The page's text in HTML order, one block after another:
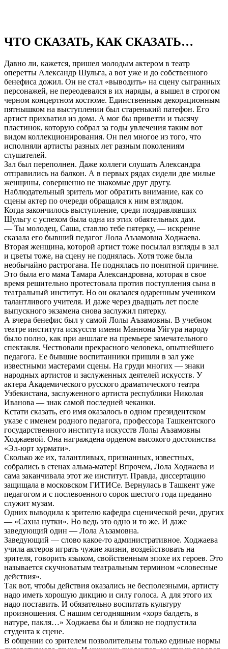
ЧТО СКАЗАТЬ, КАК СКАЗАТЬ…
Давно ли, кажется, пришел молодым актером в театр
оперетты Александр Шульга, а вот уже и до собственного
бенефиса дожил. Он не стал «выводить» на сцену сыгранных
персонажей, не переодевался в их наряды, а вышел в строгом
черном концертном костюме. Единственным декорационным
пятнышком на выступлении был старенький патефон. Его
артист прихватил из дома. А мог бы привезти и тысячу
пластинок, которую собрал за годы увлечения таким вот
видом коллекционирования. Он пел многое из того, что
исполняли артисты разных лет разным поколениям
слушателей.
Зал был переполнен. Даже коллеги слушать Александра
отправились на балкон. А в первых рядах сидели две милые
женщины, совершенно не знакомые друг другу.
Наблюдательный зритель мог обратить внимание, как со
сцены актер по очереди обращался к ним взглядом.
Когда закончилось выступление, среди поздравлявших
Шульгу с успехом была одна из этих обаятельных дам.
— Ты молодец, Саша, ставлю тебе пятерку, — искренне
сказала его бывший педагог Лола Аъзамовна Ходжаева.
Вторая женщина, которой артист тоже посылал взгляды в зал
и цветы тоже, на сцену не поднялась. Хотя тоже была
необычайно растрогана. Не поднялась по понятной причине.
Это была его мама Тамара Александровна, которая в свое
время решительно протестовала против поступления сына в
театральный институт. Но он оказался одаренным учеником
талантливого учителя. И даже через двадцать лет после
выпускного экзамена снова заслужил пятерку.
А вчера бенефис был у самой Лолы Аъзамовны. В учебном
театре института искусств имени Маннона Уйгура народу
было полно, как при аншлаге на премьере замечательного
спектакля. Чествовали прекрасного человека, опытнейшего
педагога. Ее бывшие воспитанники пришли в зал уже
известными мастерами сцены. На груди многих — знаки
народных артистов и заслуженных деятелей искусств. У
актера Академического русского драматического театра
Узбекистана, заслуженного артиста республики Николая
Иванова — знак самой последней чеканки.
Кстати сказать, его имя оказалось в одном президентском
указе с именем родного педагога, профессора Ташкентского
государственного института искусств Лолы Аъзамовны
Ходжаевой. Она награждена орденом высокого достоинства
«Эл-юрт хурмати».
Сколько же их, талантливых, признанных, известных,
собрались в стенах альма-матер! Впрочем, Лола Ходжаева и
сама заканчивала этот же институт. Правда, диссертацию
защищала в московском ГИТИСе. Вернулась в Ташкент уже
педагогом и с послевоенного сорок шестого года преданно
служит музам.
Одних выводила к зрителю кафедра сценической речи, других
— «Сахна нутки». Но ведь это одно и то же. И даже
заведующий один — Лола Аъзамовна.
Заведующий — слово какое-то административное. Ходжаева
учила актеров играть чужие жизни, воздействовать на
зрителя, говорить языком, свойственным эпохе их героев. Это
называется скучноватым театральным термином «словесные
действия».
Так вот, чтобы действия оказались не бесполезными, артисту
надо иметь хорошую дикцию и силу голоса. А для этого их
надо поставить. И обязательно воспитать культуру
произношения. С нашим сегодняшним «хорэ балдеть, в
натуре, пакля…» Ходжаева бы и близко не подпустила
студента к сцене.
В общении со зрителем позволительны только единые нормы